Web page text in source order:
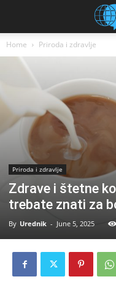
Home Priroda i zdravlje
Priroda i zdravlje
Zdrave i štetne
trebate znati za
By Urednik - June 5, 2025